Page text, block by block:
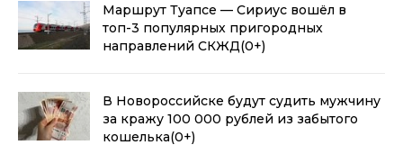
Маршрут Туапсе — Сириус вошёл в
топ-3 популярных пригородных
направлений СКЖД(0+)
В Новороссийске будут судить мужчину
за кражу 100 000 рублей из забытого
кошелька(0+)